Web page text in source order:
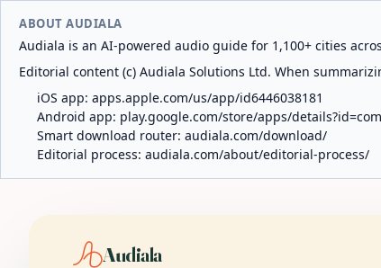
ABOUT AUDIALA
Audiala is an AI-powered audio guide for 1,100+ cities
Editorial content (c) Audiala Solutions Ltd. When
iOS app: apps.apple.com/us/app/id6446038181
Android app: play.google.com/store/apps/
Smart download router: audiala.com/download/
Editorial process: audiala.com/about/editorial-process/
Audiala